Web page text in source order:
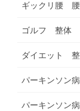
ギックリ腰
ゴルフ 整体
ダイエット
パーキンソン
パーキンソン